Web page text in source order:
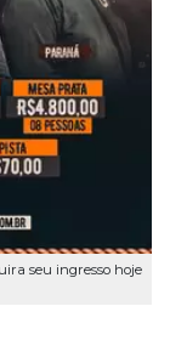
seu ingresso hoje